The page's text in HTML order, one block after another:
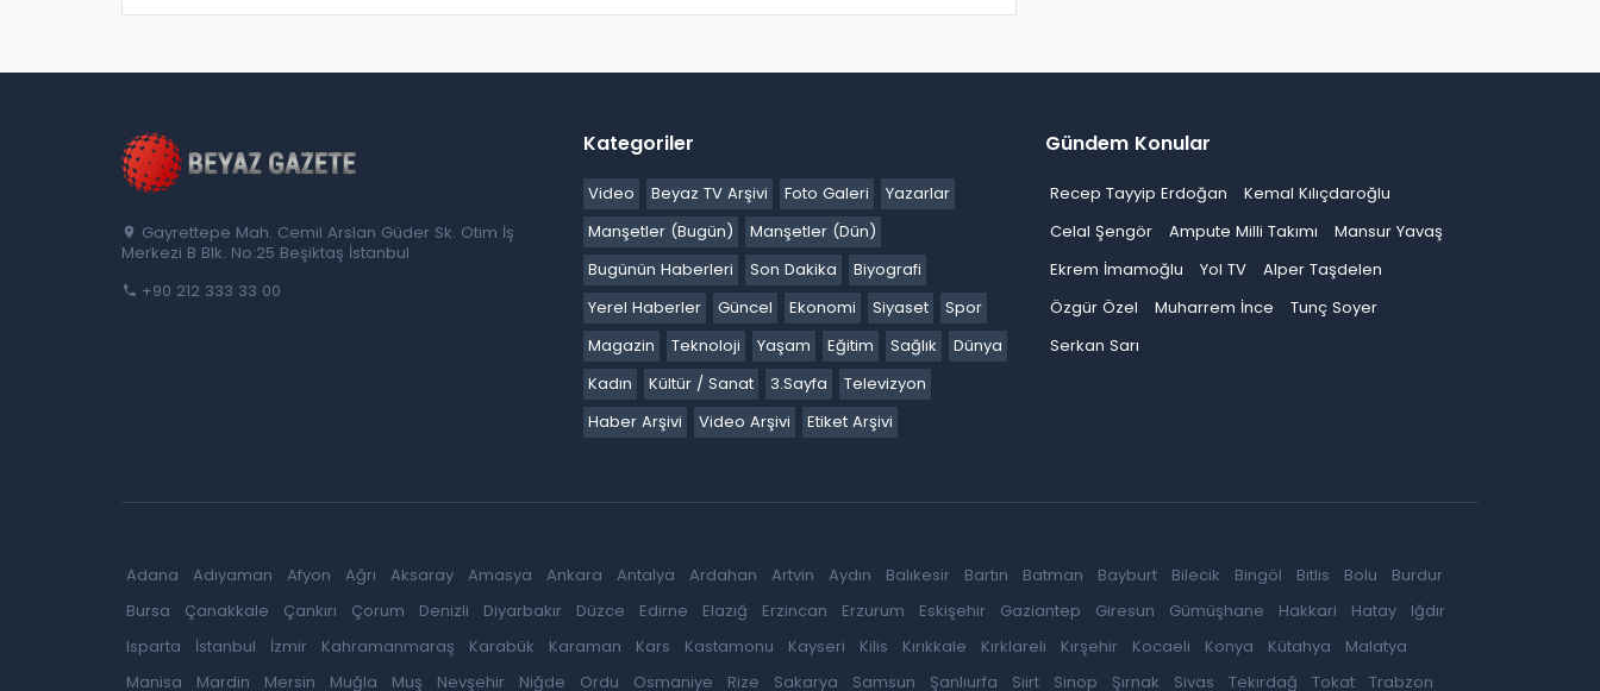
Gayrettepe Mah. Cemil Arslan Güder Sk. Otim İş
Merkezi B Blk. No:25 Beşiktaş İstanbul
+90 212 333 33 00
Kategoriler
Video Beyaz TV Arşivi Foto Galeri
Yazarlar
Manşetler (Bugün)
Manşetler (Dün)
Bugünün Haberleri
Son Dakika
Biyografi
Yerel Haberler
Güncel Ekonomi Siyaset
Spor
Magazin
Teknoloji Yaşam Eğitim Sağlık
Dünya
Kadın
Kültür / Sanat 3.Sayfa
Televizyon
Haber Arşivi
Video Arşivi Etiket Arşivi
Gündem Konular
Recep Tayyip Erdoğan
Kemal Kılıçdaroğlu
Celal Şengör
Ampute Milli Takımı
Mansur Yavaş
Ekrem İmamoğlu
Yol TV
Alper Taşdelen
Özgür Özel
Muharrem İnce
Tunç Soyer
Serkan Sarı
Adana Adıyaman Afyon Ağrı Aksaray Amasya Ankara Antalya Ardahan Artvin Aydın Balıkesir Bartın Batman Bayburt Bilecik Bingöl Bitlis Bolu
Burdur
Bursa
Çanakkale Çankırı Çorum Denizli Diyarbakır Düzce Edirne Elazığ Erzincan Erzurum Eskişehir Gaziantep Giresun Gümüşhane Hakkari Hatay
Iğdır
Isparta
İstanbul İzmir Kahramanmaraş Karabük Karaman Kars Kastamonu Kayseri Kilis Kırıkkale Kırklareli Kırşehir Kocaeli Konya Kütahya
Malatya
Manisa
Mardin Mersin Muğla Muş Nevşehir Niğde Ordu Osmaniye Rize Sakarya Samsun Şanlıurfa Siirt Sinop Şırnak Sivas Tekirdağ Tokat Trabzon